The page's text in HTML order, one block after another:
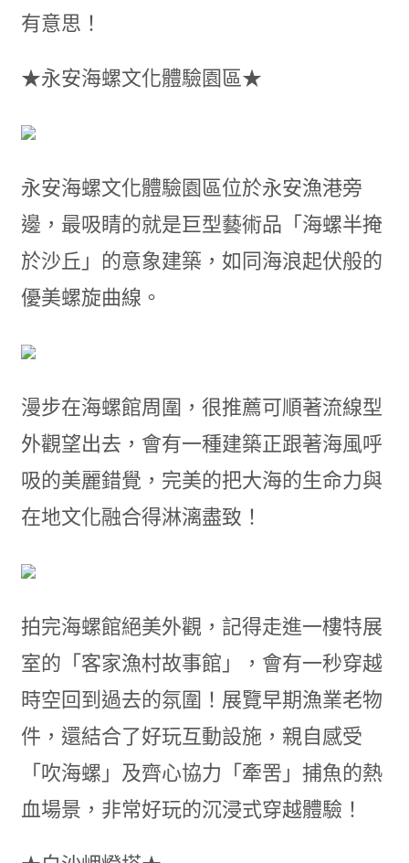
有意思！
★永安海螺文化體驗園區★
永安海螺文化體驗園區位於永安漁港旁
邊，最吸睛的就是巨型藝術品「海螺半掩
於沙丘」的意象建築，如同海浪起伏般的
優美螺旋曲線。
漫步在海螺館周圍，很推薦可順著流線型
外觀望出去，會有一種建築正跟著海風呼
吸的美麗錯覺，完美的把大海的生命力與
在地文化融合得淋漓盡致！
拍完海螺館絕美外觀，記得走進一樓特展
室的「客家漁村故事館」，會有一秒穿越
時空回到過去的氛圍！展覽早期漁業老物
件，還結合了好玩互動設施，親自感受
「吹海螺」及齊心協力「牽罟」捕魚的熱
血場景，非常好玩的沉浸式穿越體驗！